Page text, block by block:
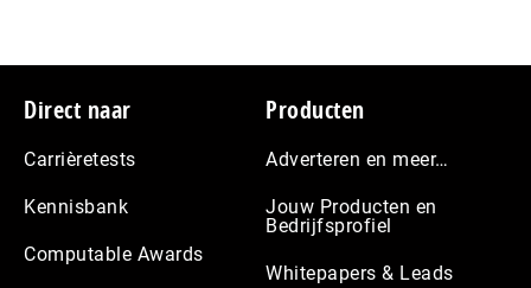
Footer
Direct naar
Carrièretests
Kennisbank
Computable Awards
Producten
Adverteren en meer…
Jouw Producten en
Bedrijfsprofiel
Whitepapers & Leads